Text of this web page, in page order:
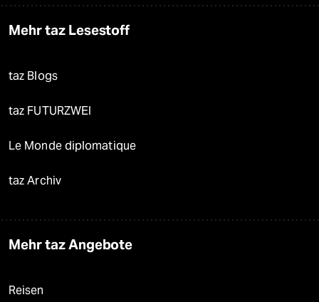
Mehr taz Lesestoff
taz Blogs
taz FUTURZWEI
Le Monde diplomatique
taz Archiv
Mehr taz Angebote
Reisen